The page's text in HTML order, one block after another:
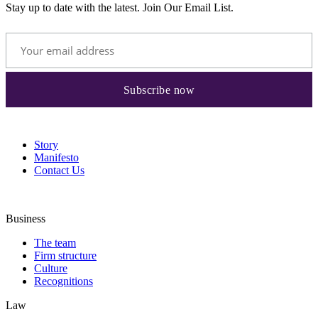
Stay up to date with the latest. Join Our Email List.
Story
Manifesto
Contact Us
Business
The team
Firm structure
Culture
Recognitions
Law